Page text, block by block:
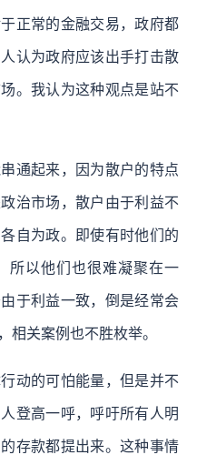
正常的金融交易，政府都
认为政府应该出手打击散
。我认为这种观点是站不
通起来，因为散户的特点
治市场，散户由于利益不
自为政。即使有时他们的
所以他们也很难凝聚在一
于利益一致，倒是经常会
相关案例也不胜枚举。
动的可怕能量，但是并不
登高一呼，呼吁所有人明
存款都提出来。这种事情